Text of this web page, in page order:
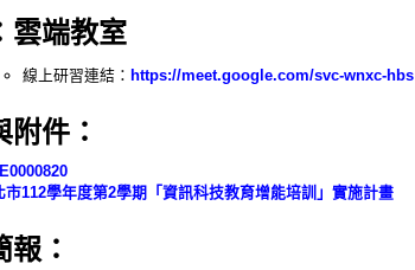
雲端教室
線上研習連結： https://meet.google.com/svc-wnxc-hbs
附件：
市112學年度第2學期「資訊科技教育增能培訓」實施計畫
報：